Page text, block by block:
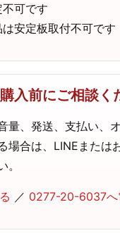
可です
は安定板取付不可です
入前にご相談く
量、発送、支払い、
場合は、LINEまたは
／ 0277-20-6037へ